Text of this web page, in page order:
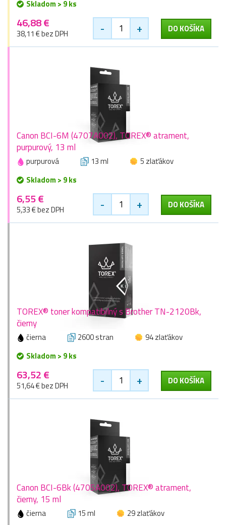
Skladom > 9 ks
46,88 €
38,11 € bez DPH - + DO KOŠÍKA
Canon BCI-6M (4707A002), TOREX® atrament,
purpurový, 13 ml
purpurová 13 ml
5 zlaťákov
Skladom > 9 ks
6,55 €
5,33 € bez DPH - + DO KOŠÍKA
TOREX® toner kompatibilný s Brother TN-2120Bk,
čierny
čierna 2600 stran
94 zlaťákov
Skladom > 9 ks
63,52 €
51,64 € bez DPH - + DO KOŠÍKA
Canon BCI-6Bk (4705A002), TOREX® atrament,
čierny, 15 ml
čierna 15 ml
29 zlaťákov